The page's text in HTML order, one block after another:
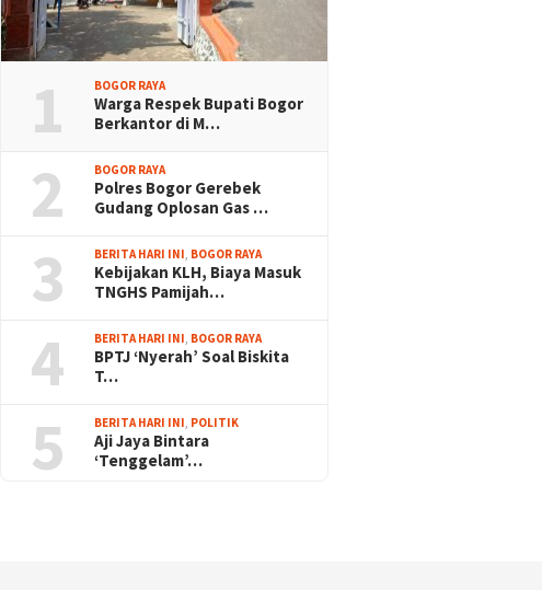
1 BOGOR RAYA
Warga Respek Bupati Bogor
Berkantor di M…
2 BOGOR RAYA
Polres Bogor Gerebek
Gudang Oplosan Gas …
3 BERITA HARI INI, BOGOR RAYA
Kebijakan KLH, Biaya Masuk
TNGHS Pamijah…
4 BERITA HARI INI, BOGOR RAYA
BPTJ ‘Nyerah’ Soal Biskita
T…
5 BERITA HARI INI, POLITIK
Aji Jaya Bintara
‘Tenggelam’…